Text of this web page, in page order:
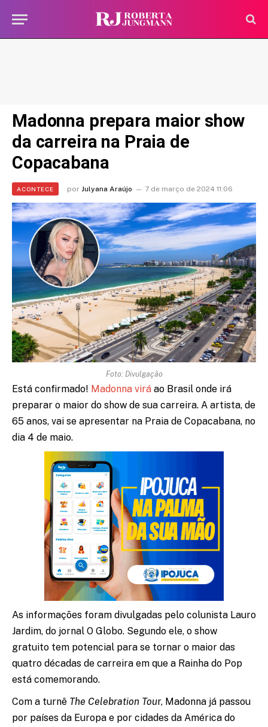
Madonna prepara maior show
da carreira na Praia de
Copacabana
ACONTECE por Julyana Araújo 7 de março de 2024 11:06
Foto: Divulgação
Está confirmado! Madonna virá ao Brasil onde irá
preparar o maior do show de sua carreira. A artista, de
65 anos, vai se apresentar na Praia de Copacabana, no
dia 4 de maio.
As informações foram divulgadas pelo colunista Lauro
Jardim, do jornal O Globo. Segundo ele, o show
gratuito tem potencial para se tornar o maior das
quatro décadas de carreira em que a Rainha do Pop
está comemorando.
Com a turnê The Celebration Tour, Madonna já passou
por países da Europa e por cidades da América do